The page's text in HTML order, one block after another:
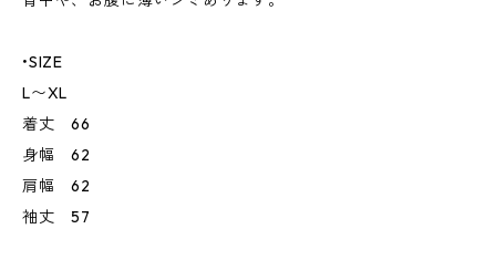
•SIZE
L〜XL
着丈 66
身幅 62
肩幅 62
袖丈 57